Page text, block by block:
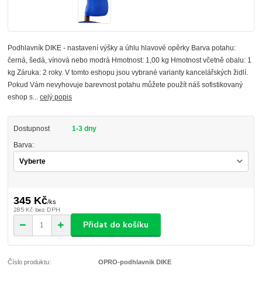
Podhlavník DIKE - nastavení výšky a úhlu hlavové opěrky Barva potahu:
černá, šedá, vínová nebo modrá Hmotnost: 1,00 kg Hmotnost včetně obalu: 1
kg Záruka: 2 roky. V tomto eshopu jsou vybrané varianty kancelářských židlí.
Pokud Vám nevyhovuje barevnost potahu můžete použít náš sofistikovaný
eshop s...celý popis
Dostupnost 1-3 dny
Barva:
345 Kč/ks
285 Kč bez DPH
Přidat do košíku
Číslo produktu: OPRO-podhlavnik DIKE